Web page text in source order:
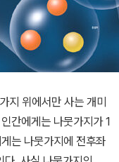
간에게는 나뭇가지가 1
는 나뭇가지에 전후좌